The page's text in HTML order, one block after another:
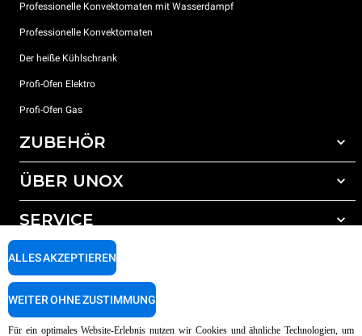
Professionelle Konvektomaten mit Wasserdampf
Professionelle Konvektomaten
Der heiße Kühlschrank
Profi-Ofen Elektro
Profi-Ofen Gas
ZUBEHÖR
Gesamtes Zubehör
Wasseraufbereitung mit Kunstharzfiltern
Wasseraufbereitung durch Umkehrosmose
ÜBER UNOX
Unsere Standorte weltweit
SERVICE
Unox garantie
Händler Suche
Für ein optimales Website-Erlebnis nutzen wir Cookies und ähnliche Technologien, um
ALLES AKZEPTIEREN
WEITER OHNE ZUSTIMMUNG